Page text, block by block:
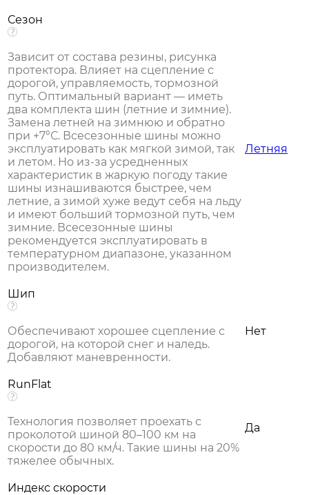
Сезон
Зависит от состава резины, рисунка
протектора. Влияет на сцепление с
дорогой, управляемость, тормозной
путь. Оптимальный вариант — иметь
два комплекта шин (летние и зимние).
Замена летней на зимнюю и обратно
при +7°С. Всесезонные шины можно
эксплуатировать как мягкой зимой, так
и летом. Но из-за усредненных
характеристик в жаркую погоду такие
шины изнашиваются быстрее, чем
летние, а зимой хуже ведут себя на льду
и имеют больший тормозной путь, чем
зимние. Всесезонные шины
рекомендуется эксплуатировать в
температурном диапазоне, указанном
производителем.
Летняя
Шип
Обеспечивают хорошее сцепление с
дорогой, на которой снег и наледь.
Добавляют маневренности.
Нет
RunFlat
Технология позволяет проехать с
проколотой шиной 80–100 км на
скорости до 80 км/ч. Такие шины на 20%
тяжелее обычных.
Да
Индекс скорости